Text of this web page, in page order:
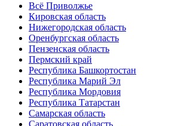
Всё Приволжье
Кировская область
Нижегородская область
Оренбургская область
Пензенская область
Пермский край
Республика Башкортостан
Республика Марий Эл
Республика Мордовия
Республика Татарстан
Самарская область
Саратовская область